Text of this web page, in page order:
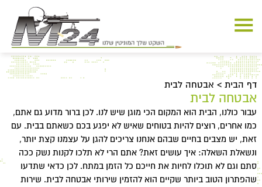
דף הבית> אבטחה לבית
אבטחה לבית
עבור כולנו, הבית הוא המקום הכי מוגן שיש לנו. לכן ברור מדוע גם אתם,
כמו אחרים, רוצים להיות בטוחים שאיש לא יפגע בכם כשאתם בבית. עם
זאת, יש מצבים בחיים שבהם אנחנו צריכים להגן על עצמנו קצת יותר,
ונשאלת השאלה: איך עושים זאת? אתם הרי לא תלכו לקנות נשק ככה
סתם וגם לא תוכלו לחיות את חייכם כל הזמן במתח. לכן כדאי שתדעו
שהפתרון הטוב ביותר שקיים הוא להזמין שירותי אבטחה לבית. שירות